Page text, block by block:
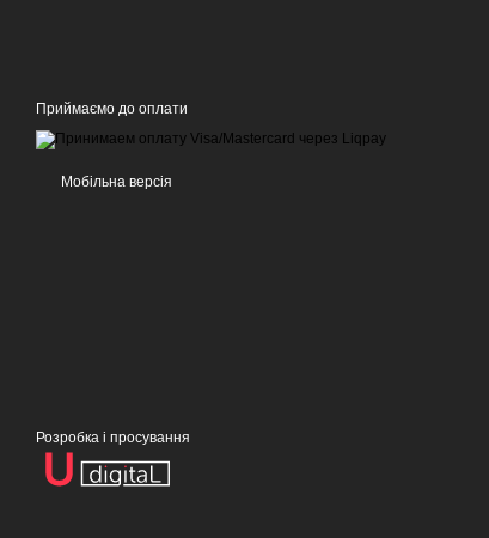
Приймаємо до оплати
Мобільна версія
Розробка і просування